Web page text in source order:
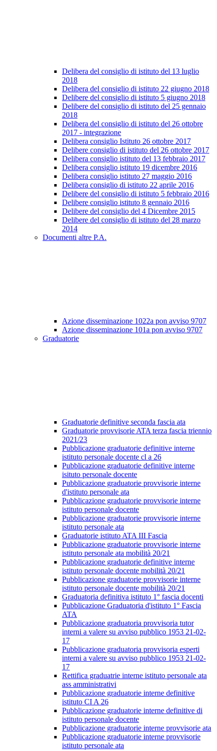
Delibera del consiglio di istituto del 13 luglio
2018
Delibera del consiglio di istituto 22 giugno 2018
Delibere del consiglio di istituto 5 giugno 2018
Delibere del consiglio di istituto del 25 gennaio
2018
Delibera del consiglio di istituto del 26 ottobre
2017 - integrazione
Delibera consiglio Istituto 26 ottobre 2017
Delibere consiglio di istituto del 26 ottobre 2017
Delibera consiglio istituto del 13 febbraio 2017
Delibera consiglio istituto 19 dicembre 2016
Delibera consiglio istituto 27 maggio 2016
Delibera consiglio di istituto 22 aprile 2016
Delibere del consiglio di istituto 5 febbraio 2016
Delibere consiglio istituto 8 gennaio 2016
Delibere del consiglio del 4 Dicembre 2015
Delibere del consiglio di istituto del 28 marzo
2014
Documenti altre P.A.
Azione disseminazione 1022a pon avviso 9707
Azione disseminazione 101a pon avviso 9707
Graduatorie
Graduatorie definitive seconda fascia ata
Graduatorie provvisorie ATA terza fascia triennio
2021/23
Pubblicazione graduatorie definitive interne
istituto personale docente cl a 26
Pubblicazione graduatorie definitive interne
isituto personale docente
Pubblicazione graduatorie provvisorie interne
d'istituto personale ata
Pubblicazione graduatorie provvisorie interne
istituto personale docente
Pubblicazione graduatorie provvisorie interne
istituto personale ata
Graduatorie istituto ATA III Fascia
Pubblicazione graduatorie provvisorie interne
istituto personale ata mobilità 20/21
Pubblicazione graduatorie definitive interne
istituto personale docente mobilità 20/21
Pubblicazione graduatorie provvisorie interne
istituto personale docente mobilità 20/21
Graduatoria definitiva istituto 1° fascia docenti
Pubblicazione Graduatoria d'istituto 1° Fascia
ATA
Pubblicazione graduatoria provvisoria tutor
interni a valere su avviso pubblico 1953 21-02-
17
Pubblicazione graduatoria provvisoria esperti
interni a valere su avviso pubblico 1953 21-02-
17
Rettifica graduatrie interne istituto personale ata
ass amministrativi
Pubblicazione graduatorie interne definitive
istituto CI A 26
Pubblicazione graduatorie interne definitive di
istituto personale docente
Pubblicazione graduatorie interne provvisorie ata
Pubblicazione graduatorie interne provvisorie
istituto personale ata